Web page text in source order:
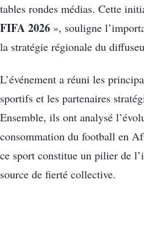
tables rondes médias. Cette
FIFA 2026 », souligne
la stratégie régionale du
L’événement a réuni les
sportifs et les partenaires
Ensemble, ils ont analysé
consommation du football en
ce sport constitue un pilier de
source de fierté collective.